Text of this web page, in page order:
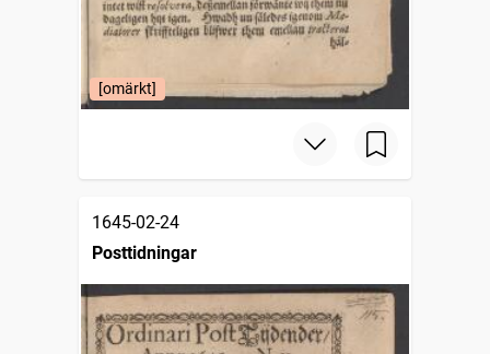
[omärkt]
1645-02-24
Posttidningar